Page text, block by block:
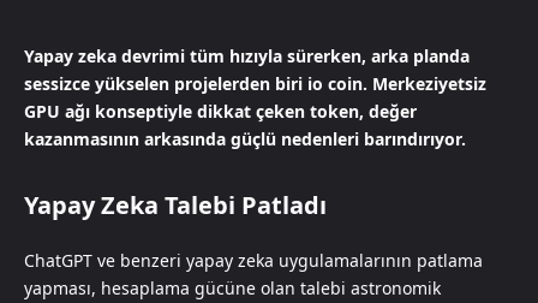
Yapay zeka devrimi tüm hızıyla sürerken, arka planda
sessizce yükselen projelerden biri io coin. Merkeziyetsiz
GPU ağı konseptiyle dikkat çeken token, değer
kazanmasının arkasında güçlü nedenleri barındırıyor.
Yapay Zeka Talebi Patladı
ChatGPT ve benzeri yapay zeka uygulamalarının patlama
yapması, hesaplama gücüne olan talebi astronomik